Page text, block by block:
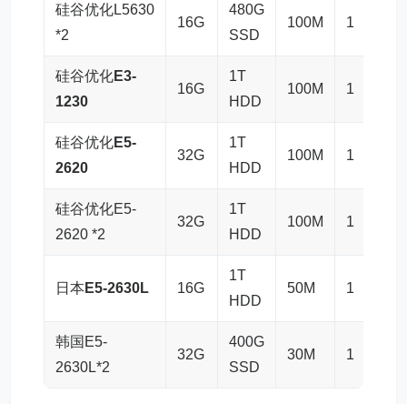
硅谷优化L5630
*2
16G
480G
SSD
100M 1
硅谷优化E3-
1230
16G
1T
HDD
100M 1
硅谷优化E5-
2620
32G
1T
HDD
100M 1
硅谷优化E5-
2620 *2
32G
1T
HDD
100M 1
日本 E5-2630L 16G
1T
HDD
50M 1
韩国E5-
2630L*2
32G
400G
SSD
30M 1